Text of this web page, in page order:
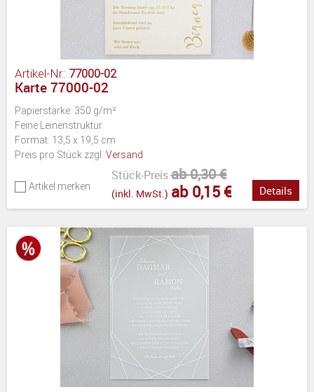
Artikel-Nr.: 77000-02
Karte 77000-02
Papierstärke: 350 g/m²
Feine Leinenstruktur
Format: 13,5 x 19,5 cm
Preis pro Stück zzgl. Versand
Artikel merken
Stück-Preisab 0,30 €
(inkl. MwSt.) ab 0,15 € Details